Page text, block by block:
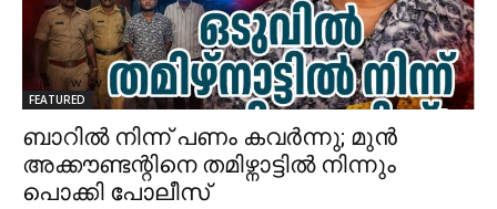
FEATURED
ബാറിൽ നിന്ന് പണം കവർന്നു; മുൻ
അക്കൗണ്ടന്റിനെ തമിഴ്നാട്ടിൽ നിന്നും
പൊക്കി പോലീസ്